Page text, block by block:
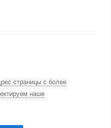
страницы с более
наше